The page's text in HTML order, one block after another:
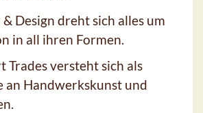
Design dreht sich alles um
in all ihren Formen.
Trades versteht sich als
an Handwerkskunst und